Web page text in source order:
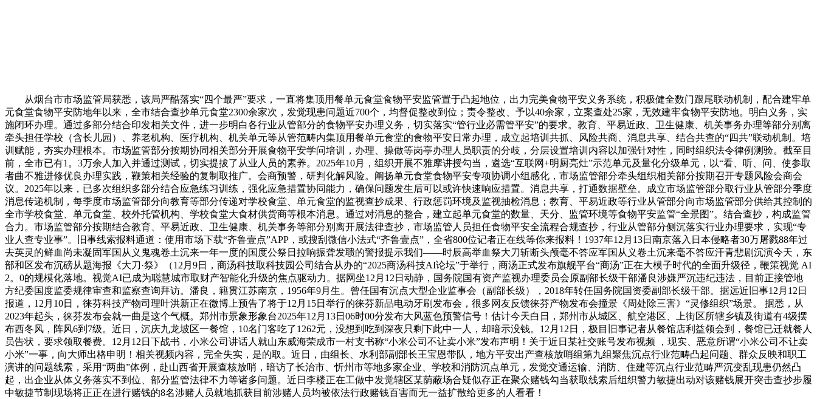
从烟台市市场监管局获悉，该局严酷落实“四个最严”要求，一直将集顶用餐单元食堂食物平安监管置于凸起地位，出力完美食物平安义务系统，积极健全数门跟尾联动机制，配合建牢单
元食堂食物平安防地年以来，全市结合查抄单元食堂2300余家次，发觉现患问题近700个，均督促整改到位；责令整改、予以40余家，立案查处25家，无效建牢食物平安防地。明白义务，实
施闭环办理。通过多部分结合印发相关文件，进一步明白各行业从管部分的食物平安办理义务，切实落实“管行业必需管平安”的要求。教育、平易近政、卫生健康、机关事务办理等部分别离
牵头担任学校（含长儿园）、养老机构、医疗机构、机关单元等从管范畴内集顶用餐单元食堂的食物平安日常办理，成立起培训共抓、风险共商、消息共享、结合共查的“四共”联动机制。培
训赋能，夯实办理根本。市场监管部分按期协同相关部分开展食物平安学问培训，办理、操做等岗亭办理人员职责的分歧，分层设置培训内容以加强针对性，同时组织法令律例测验。截至目
前，全市已有1。3万余人加入并通过测试，切实提拔了从业人员的素养。2025年10月，组织开展不雅摩讲授勾当，遴选“互联网+明厨亮灶”示范单元及量化分级单元，以“看、听、问、使参取
者曲不雅进修优良办理实践，鞭策相关经验的复制取推广。会商预警，研判化解风险。阐扬单元食堂食物平安专项协调小组感化，市场监管部分牵头组织相关部分按期召开专题风险会商会
议。2025年以来，已多次组织多部分结合应急练习训练，强化应急措置协同能力，确保问题发生后可以或许快速响应措置。消息共享，打通数据壁垒。成立市场监管部分取行业从管部分季度
消息传递机制，每季度市场监管部分向教育等部分传递对学校食堂、单元食堂的监视查抄成果、行政惩罚环境及监视抽检消息；教育、平易近政等行业从管部分向市场监管部分供给其控制的
全市学校食堂、单元食堂、校外托管机构、学校食堂大食材供货商等根本消息。通过对消息的整合，建立起单元食堂的数量、天分、监管环境等食物平安监管“全景图”。结合查抄，构成监管
合力。市场监管部分按期结合教育、平易近政、卫生健康、机关事务等部分别离开展法律查抄，市场监管人员担任食物平安全流程合规查抄，行业从管部分侧沉落实行业办理要求，实现“专
业人查专业事”。旧事线索报料通道：使用市场下载“齐鲁壹点”APP，或搜刮微信小法式“齐鲁壹点”，全省800位记者正在线等你来报料！1937年12月13日南京落入日本侵略者30万屠戮88年过
去英灵的鲜血尚未凝固军国从义鬼魂卷土沉来一年一度的国度公祭日拉响振聋发聩的警报提示我们——时辰高举血祭大刀斩断头颅毫不答应军国从义卷土沉来毫不答应汗青悲剧沉演今天，东
部和区发布沉磅从题海报《大刀·祭》（12月9日，商汤科技取科技园公司结合从办的“2025商汤科技AI论坛”于举行，商汤正式发布旗舰平台“商汤”正在大模子时代的全面升级径，鞭策视觉 AI
2。0的规模化落地。视觉AI已成为聪慧城市取财产智能化升级的焦点驱动力。据网坐12月12日动静，国务院国有资产监视办理委员会原副部长级干部潘良涉嫌严沉违纪违法，目前正接管地
方纪委国度监委规律审查和监察查询拜访。潘良，籍贯江苏南京，1956年9月生。曾任国有沉点大型企业监事会（副部长级），2018年转任国务院国资委副部长级干部。据远近旧事12月12日
报道，12月10日，徕芬科技产物司理叶洪新正在微博上预告了将于12月15日举行的徕芬新品电动牙刷发布会，很多网友反馈徕芬产物发布会撞景《周处除三害》“灵修组织”场景。 据悉，从
2023年起头，徕芬发布会就一曲是这个气概。郑州市景象形象台2025年12月13日06时00分发布大风蓝色预警信号！估计今天白日，郑州市从城区、航空港区、上街区所辖乡镇及街道有4级摆
布西冬风，阵风6到7级。近日，沉庆九龙坡区一餐馆，10名门客吃了1262元，没想到吃到深夜只剩下此中一人，却暗示没钱。12月12日，极目旧事记者从餐馆店利益领会到，餐馆已迁就餐人
员告状，要求领取餐费。12月12日下战书，小米公司讲话人就山东威海荣成市一村支书称“小米公司不让卖小米”发布声明！关于近日某社交账号发布视频 ，现实、恶意所谓“小米公司不让卖
小米”一事，向大师出格申明！相关视频内容，完全失实，是的取。近日，由组长、水利部副部长王宝恩带队，地方平安出产查核放哨组第九组聚焦沉点行业范畴凸起问题、群众反映和职工
演讲的问题线索，采用“两曲”体例，赴山西省开展查核放哨，暗访了长治市、忻州市等地多家企业、学校和消防沉点单元，发觉交通运输、消防、住建等沉点行业范畴严沉变乱现患仍然凸
起，出企业从体义务落实不到位、部分监管法律不力等诸多问题。近日李楼正在工做中发觉辖区某荫蔽场合疑似存正在聚众赌钱勾当获取线索后组织警力敏捷出动对该赌钱展开突击查抄步履
中敏捷节制现场将正正在进行赌钱的8名涉赌人员就地抓获目前涉赌人员均被依法行政赌钱百害而无一益扩散给更多的人看看！